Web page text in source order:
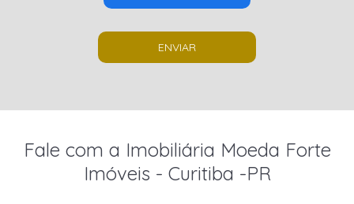
ENVIAR
Fale com a Imobiliária Moeda Forte
Imóveis - Curitiba -PR